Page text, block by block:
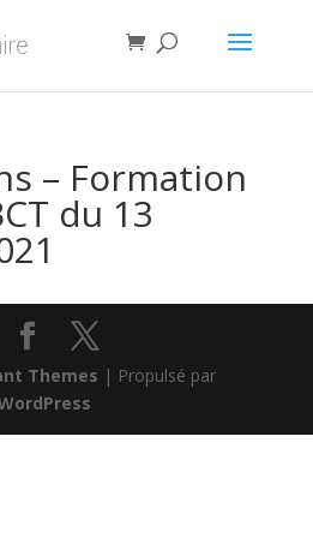
– Formation
du 13
Themes | Propulsé par